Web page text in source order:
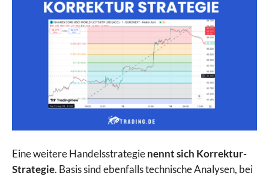
Eine weitere Handelsstrategienennt sich Korrektur-
Strategie. Basis sind ebenfalls technische Analysen, bei